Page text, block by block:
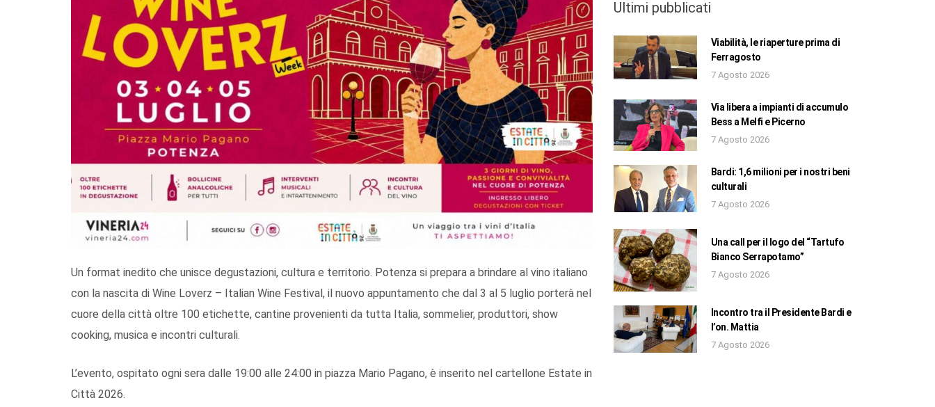
Un format inedito che unisce degustazioni, cultura e territorio. Potenza si prepara a brindare al vino italiano
con la nascita di Wine Loverz – Italian Wine Festival, il nuovo appuntamento che dal 3 al 5 luglio porterà nel
cuore della città oltre 100 etichette, cantine provenienti da tutta Italia, sommelier, produttori, show
cooking, musica e incontri culturali.
L’evento, ospitato ogni sera dalle 19:00 alle 24:00 in piazza Mario Pagano, è inserito nel cartellone Estate in
Città 2026.
Ultimi pubblicati
Viabilità, le riaperture prima di
Ferragosto
7 Agosto 2026
Via libera a impianti di accumulo
Bess a Melfi e Picerno
7 Agosto 2026
Bardi: 1,6 milioni per i nostri beni
culturali
7 Agosto 2026
Una call per il logo del “Tartufo
Bianco Serrapotamo”
7 Agosto 2026
Incontro tra il Presidente Bardi e
l’on. Mattia
7 Agosto 2026